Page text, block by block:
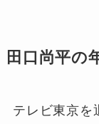
田口尚平の
テレビ東京を